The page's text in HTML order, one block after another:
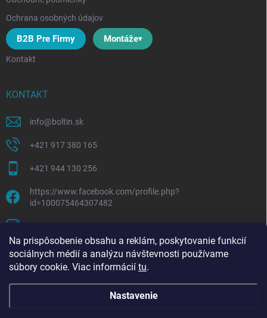
Na prispôsobenie obsahu a reklám, poskytovanie funkcií
sociálnych médií a analýzu návštevnosti používame
súbory cookie. Viac informácií tu.
Nastavenie
Ochrana osobných údajov
B2B Pre Firmy Montáže
Kontakt
KONTAKT
info@boltin.sk
+421 917 380 165
+421 944 130 256
https://www.facebook.com/profile.php?
id=100075464307482